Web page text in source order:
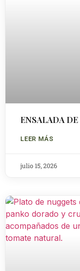
ENSALADA DE
LEER MÁS
julio 15, 2026